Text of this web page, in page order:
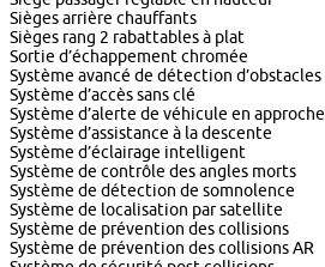
Sièges arrière chauffants
Sièges rang 2 rabattables à plat
Sortie d’échappement chromée
Système avancé de détection d’obstacles
Système d’accès sans clé
Système d’alerte de véhicule en approche
Système d’assistance à la descente
Système d’éclairage intelligent
Système de contrôle des angles morts
Système de détection de somnolence
Système de localisation par satellite
Système de prévention des collisions
Système de prévention des collisions AR